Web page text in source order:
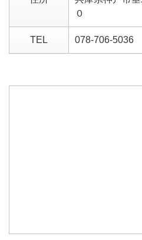
０
TEL 078-706-5036